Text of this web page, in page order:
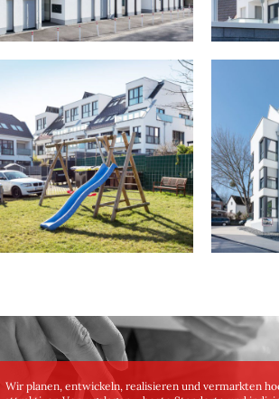
Wir planen, entwickeln, realisieren und vermarkten